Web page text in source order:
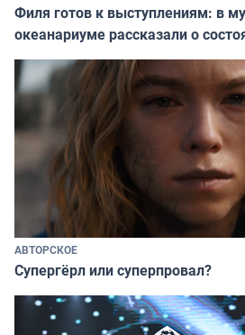
Филя готов к выступлениям: в
океанариуме рассказали о
АВТОРСКОЕ
Супергёрл или суперпровал?